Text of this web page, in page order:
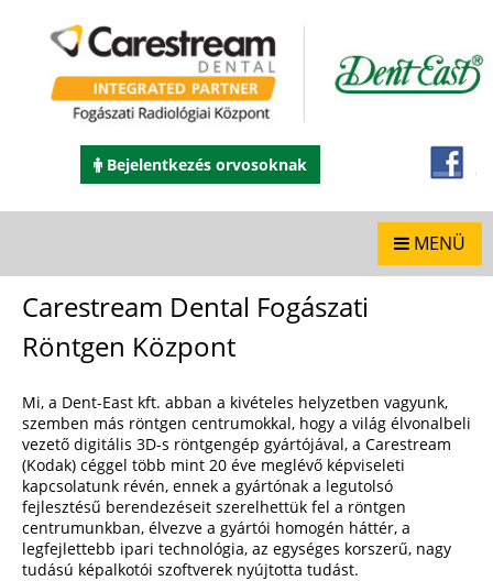
Bejelentkezés orvosoknak
MENÜ
Carestream Dental Fogászati
Röntgen Központ
Mi, a Dent-East kft. abban a kivételes helyzetben vagyunk,
szemben más röntgen centrumokkal, hogy a világ élvonalbeli
vezető digitális 3D-s röntgengép gyártójával, a Carestream
(Kodak) céggel több mint 20 éve meglévő képviseleti
kapcsolatunk révén, ennek a gyártónak a legutolsó
fejlesztésű berendezéseit szerelhettük fel a röntgen
centrumunkban, élvezve a gyártói homogén háttér, a
legfejlettebb ipari technológia, az egységes korszerű, nagy
tudású képalkotói szoftverek nyújtotta tudást.